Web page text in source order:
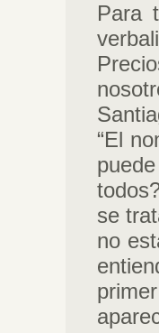
Para
“El
se
no